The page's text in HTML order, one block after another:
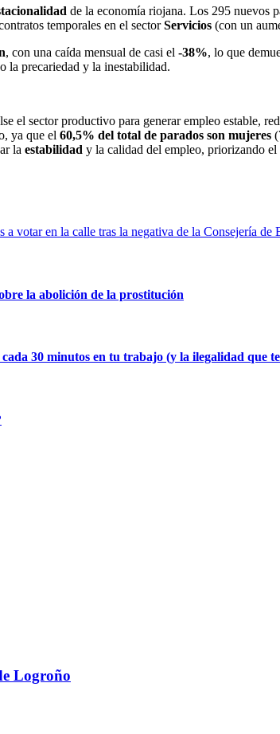
de la economía riojana. Los 295 nuevos
temporales en el sectorServicios (con un
, con una caída mensual de casi el -38%, lo que
la precariedad y la inestabilidad.
el sector productivo para generar empleo estable,
ya que el 60,5% del total de parados son mujeres
la estabilidad y la calidad del empleo, priorizando
votar en la calle tras la negativa de la Consejería de
la abolición de la prostitución
30 minutos en tu trabajo (y la ilegalidad que
Logroño